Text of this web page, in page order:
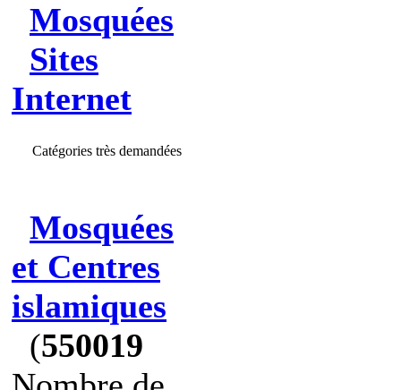
Mosquées
Sites
Internet
Catégories très demandées
Mosquées
et Centres
islamiques
(550019